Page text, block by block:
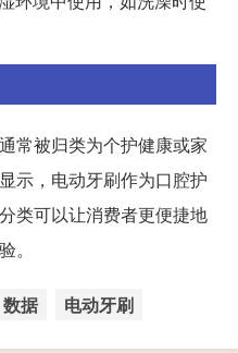
常被归类为个护健康或家
示，电动牙刷作为口腔护
类可以让消费者更便捷地
。
数据 电动牙刷